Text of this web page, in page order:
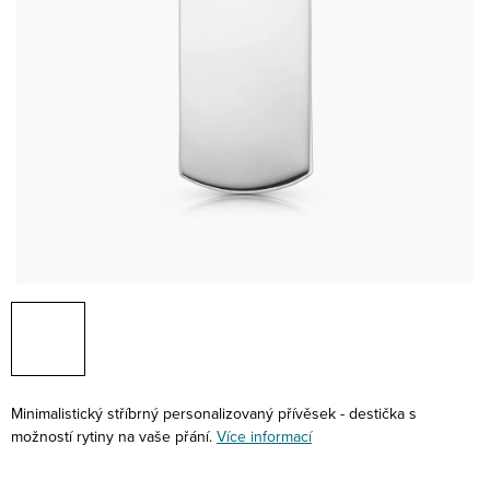
Minimalistický stříbrný personalizovaný přívěsek - destička s
možností rytiny na vaše přání. Více informací